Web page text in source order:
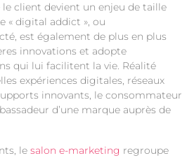
client devient un enjeu de taille
« digital addict », ou
est également de plus en plus
innovations et adopte
qui lui facilitent la vie. Réalité
expériences digitales, réseaux
innovants, le consommateur
d’une marque auprès de
le salon e-marketing regroupe